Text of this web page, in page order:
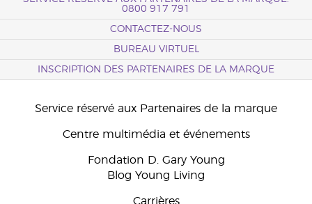
0800 917 791
CONTACTEZ-NOUS
BUREAU VIRTUEL
INSCRIPTION DES PARTENAIRES DE LA MARQUE
Service réservé aux Partenaires de la marque
Centre multimédia et événements
Fondation D. Gary Young
Blog Young Living
Carrières